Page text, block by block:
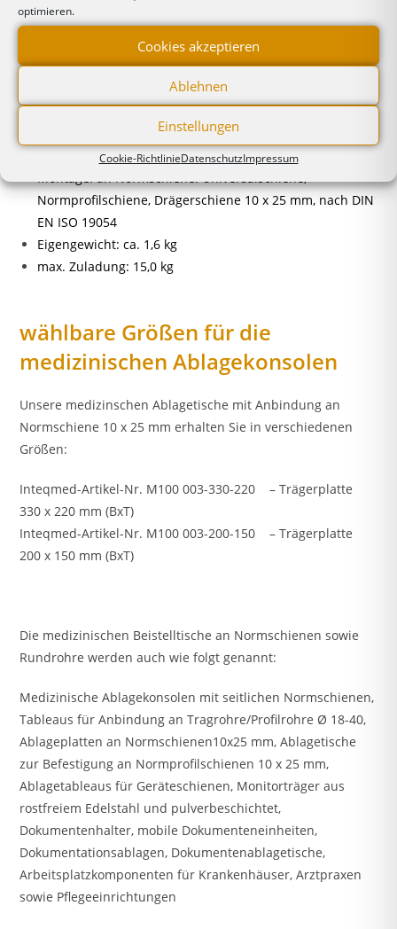
optimieren.
Cookies akzeptieren
Ablehnen
Einstellungen
Cookie-RichtlinieDatenschutzImpressum
Produktinformation zu der
medizinischen Konsole
Material: Edelstahl / Aluminium
Oberfläche: gebürstet / pulverbeschichtet, RAL 9010
Trägerplatte mit Kantenschutz
Montage: an Normschiene. Universalschiene,
Normprofilschiene, Drägerschiene 10 x 25 mm, nach DIN
EN ISO 19054
Eigengewicht: ca. 1,6 kg
max. Zuladung: 15,0 kg
wählbare Größen für die
medizinischen Ablagekonsolen
Unsere medizinschen Ablagetische mit Anbindung an
Normschiene 10 x 25 mm erhalten Sie in verschiedenen
Größen:
Inteqmed-Artikel-Nr. M100 003-330-220 – Trägerplatte
330 x 220 mm (BxT)
Inteqmed-Artikel-Nr. M100 003-200-150 – Trägerplatte
200 x 150 mm (BxT)
Die medizinischen Beistelltische an Normschienen sowie
Rundrohre werden auch wie folgt genannt:
Medizinische Ablagekonsolen mit seitlichen Normschienen,
Tableaus für Anbindung an Tragrohre/Profilrohre Ø 18-40,
Ablageplatten an Normschienen10x25 mm, Ablagetische
zur Befestigung an Normprofilschienen 10 x 25 mm,
Ablagetableaus für Geräteschienen, Monitorträger aus
rostfreiem Edelstahl und pulverbeschichtet,
Dokumentenhalter, mobile Dokumenteneinheiten,
Dokumentationsablagen, Dokumentenablagetische,
Arbeitsplatzkomponenten für Krankenhäuser, Arztpraxen
sowie Pflegeeinrichtungen